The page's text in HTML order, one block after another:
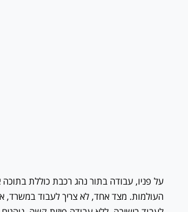
על פניו, עבודה בתור נהג רכבת כוללת בתוכה
העולמות. מצד אחד, לא צריך לעבוד במשרד, אך